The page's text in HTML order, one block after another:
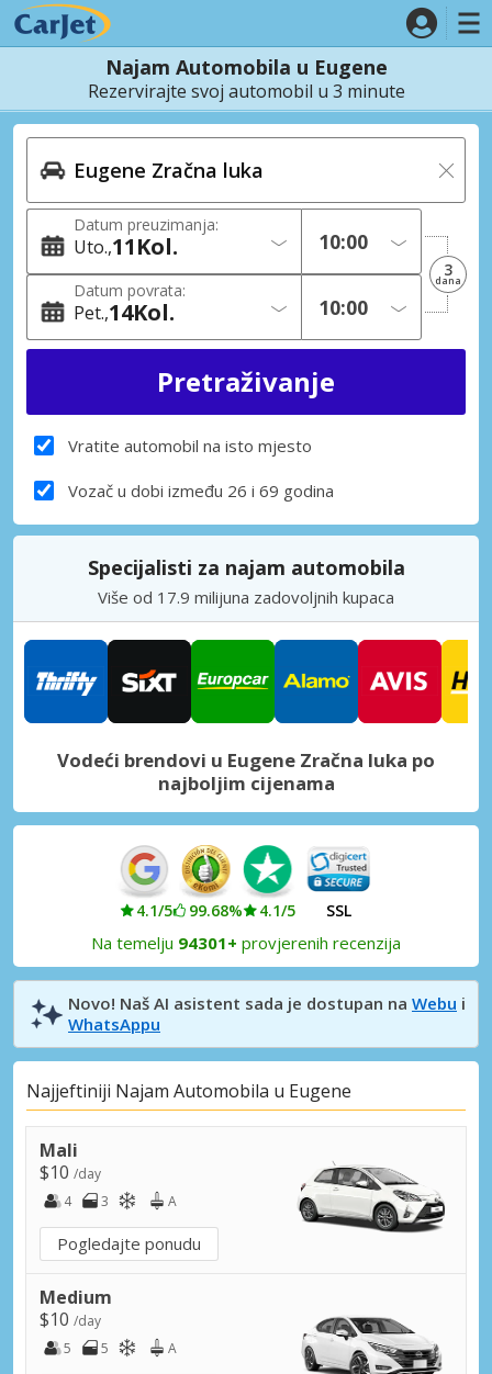
Najam Automobila u Eugene
Rezervirajte svoj automobil u 3 minute
Datum preuzimanja:
Uto. 11Kol.
Datum povrata:
Pet. 14Kol.
3
dana
Vratite automobil na isto mjesto
Vozač u dobi između 26 i 69 godina
Specijalisti za najam automobila
Više od 17.9 milijuna zadovoljnih kupaca
Vodeći brendovi u Eugene Zračna luka po
najboljim cijenama
4.1/5 99.68% 4.1/5 SSL
Na temelju 94301+ provjerenih recenzija
Novo! Naš AI asistent sada je dostupan na Webu i
WhatsAppu
Najjeftiniji Najam Automobila u Eugene
Mali
$10 /day
4
3 A
Pogledajte ponudu
Medium
$10 /day
5
5 A